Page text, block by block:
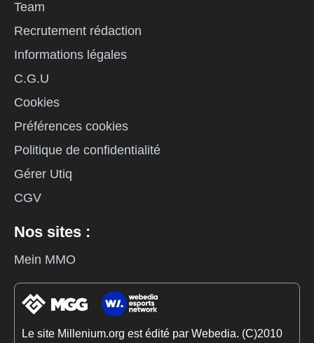
Team
Recrutement rédaction
Informations légales
C.G.U
Cookies
Préférences cookies
Politique de confidentialité
Gérer Utiq
CGV
Nos sites :
Mein MMO
Le site Millenium.org est édité par Webedia. (C)2010